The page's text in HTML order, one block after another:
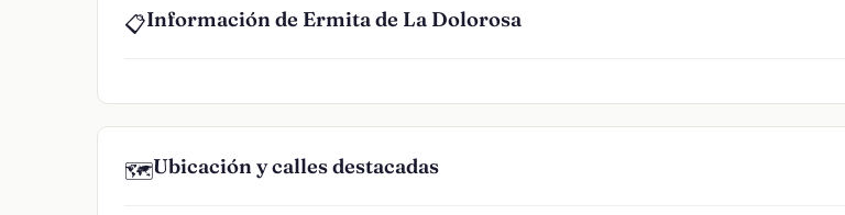
📋Información de Ermita de La Dolorosa
🗺️Ubicación y calles destacadas